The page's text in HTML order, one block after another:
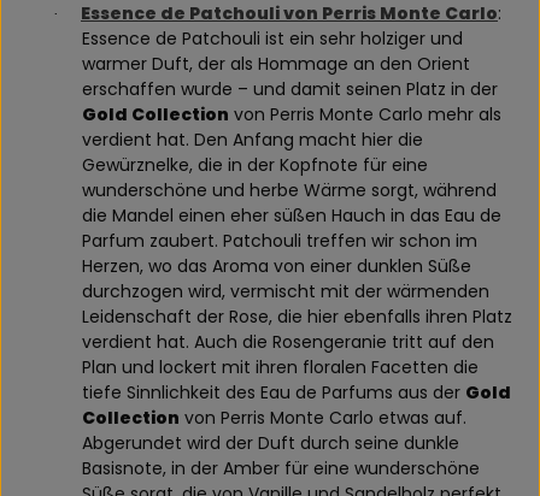
· Essence de Patchouli von Perris Monte Carlo:
Essence de Patchouli ist ein sehr holziger und
warmer Duft, der als Hommage an den Orient
erschaffen wurde – und damit seinen Platz in der
Gold Collection von Perris Monte Carlo mehr als
verdient hat. Den Anfang macht hier die
Gewürznelke, die in der Kopfnote für eine
wunderschöne und herbe Wärme sorgt, während
die Mandel einen eher süßen Hauch in das Eau de
Parfum zaubert. Patchouli treffen wir schon im
Herzen, wo das Aroma von einer dunklen Süße
durchzogen wird, vermischt mit der wärmenden
Leidenschaft der Rose, die hier ebenfalls ihren Platz
verdient hat. Auch die Rosengeranie tritt auf den
Plan und lockert mit ihren floralen Facetten die
tiefe Sinnlichkeit des Eau de Parfums aus der Gold
Collection von Perris Monte Carlo etwas auf.
Abgerundet wird der Duft durch seine dunkle
Basisnote, in der Amber für eine wunderschöne